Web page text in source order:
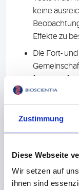
Zustimmung
Diese Webseite
Wir setzen auf
ihnen sind
keine
Effekte zu
Die Fort-
klinischen
Befunde
sciences“ der
Mikrobiom-